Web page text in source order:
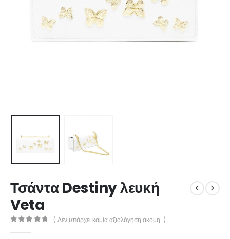
Τσάντα Destiny λευκή
Veta
( Δεν υπάρχει καμία αξιολόγηση ακόμη. )